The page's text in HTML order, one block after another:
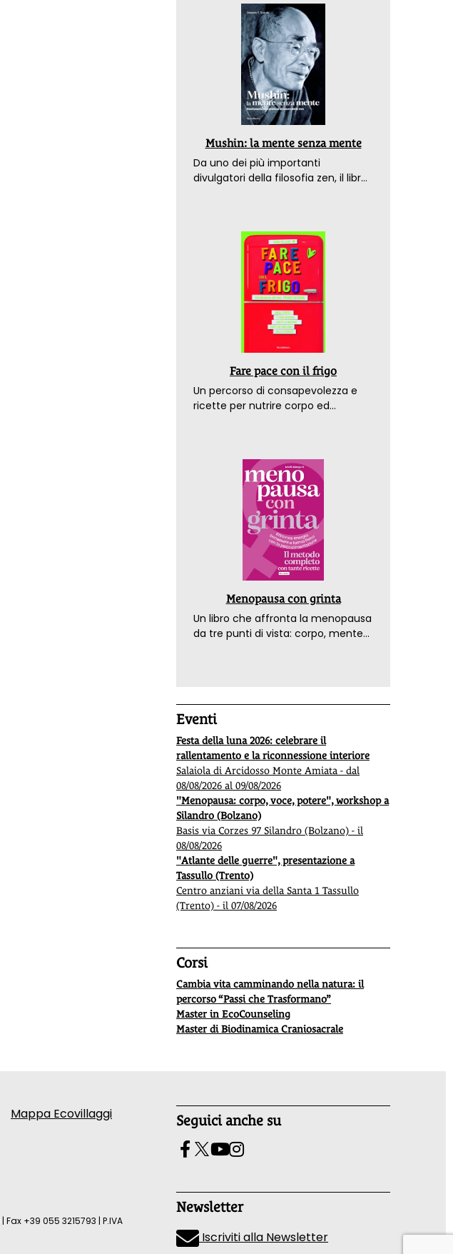
Mushin: la mente senza mente
Da uno dei più importanti
divulgatori della filosofia zen, il libro
Fare pace con il frigo
Un percorso di consapevolezza e
ricette per nutrire corpo ed
Menopausa con grinta
Un libro che affronta la menopausa
da tre punti di vista: corpo, mente
Eventi
Festa della luna 2026: celebrare il
rallentamento e la riconnessione interiore
Salaiola di Arcidosso Monte Amiata - dal
08/08/2026 al 09/08/2026
"Menopausa: corpo, voce, potere", workshop a
Silandro (Bolzano)
Basis via Corzes 97 Silandro (Bolzano) - il
08/08/2026
"Atlante delle guerre", presentazione a
Tassullo (Trento)
Centro anziani via della Santa 1 Tassullo
(Trento) - il 07/08/2026
Corsi
Cambia vita camminando nella natura: il
percorso “Passi che Trasformano”
Master in EcoCounseling
Master di Biodinamica Craniosacrale
Mappa Ecovillaggi Seguici anche su
Newsletter
Iscriviti alla Newsletter
| Fax +39 055 3215793 | P.IVA